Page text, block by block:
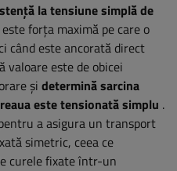
la tensiune simplă de
este forța maximă pe care o
când este ancorată direct
este de obicei
și determină sarcina
este tensionată simplu .
a asigura un transport
simetric, ceea ce
curele fixate într-un